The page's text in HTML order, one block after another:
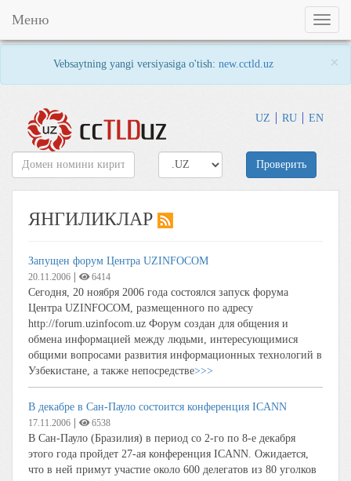
Vebsaytning yangi versiyasiga o'tish: new.cctld.uz ×
UZ RU EN
Toggle
Меню
Проверить
ЯНГИЛИКЛАР
Запущен форум Центра UZINFOCOM
20.11.2006 6414
Сегодня, 20 ноября 2006 года состоялся запуск форума
Центра UZINFOCOM, размещенного по адресу
http://forum.uzinfocom.uz Форум создан для общения и
обмена информацией между людьми, интересующимися
общими вопросами развития информационных технологий в
Узбекистане, а также непосредстве>>>
В декабре в Сан-Пауло состоится конференция ICANN
17.11.2006 6538
В Сан-Пауло (Бразилия) в период со 2-го по 8-е декабря
этого года пройдет 27-ая конференция ICANN. Ожидается,
что в ней примут участие около 600 делегатов из 80 уголков